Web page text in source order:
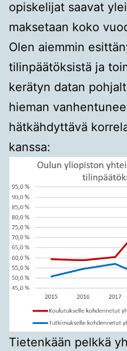
opiskelijat saavat
maksetaan koko
Olen aiemmin
tilinpäätöksistä ja
kerätyn datan
hieman
hätkähdyttävä
kanssa:
Tietenkään pelkkä